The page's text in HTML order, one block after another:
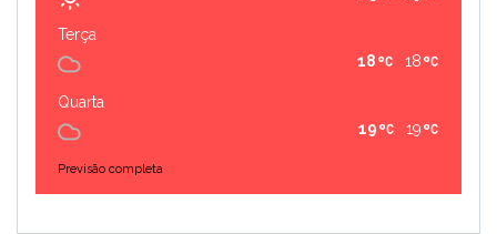
Terça
18
18
Quarta
19
19
Previsão completa